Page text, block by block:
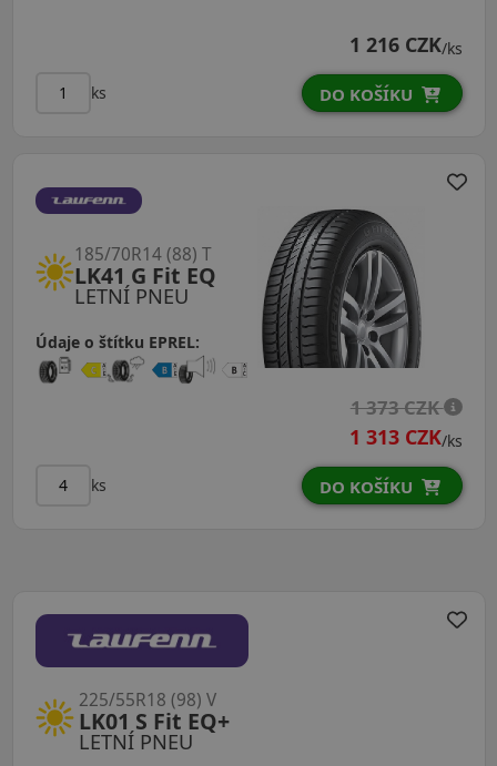
1 216 CZK/ks
ks DO KOŠÍKU
LETNÍ PNEU
LK41 G Fit EQ
185/70R14 (88) T
Údaje o štítku EPREL:
1 373 CZK
1 313 CZK/ks
ks DO KOŠÍKU
LETNÍ PNEU
LK01 S Fit EQ+
225/55R18 (98) V